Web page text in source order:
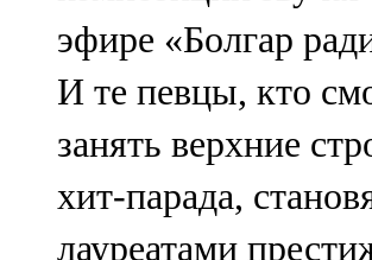
эфире «Болгар
И те певцы, кто
занять верхние
хит-парада,
лауреатами